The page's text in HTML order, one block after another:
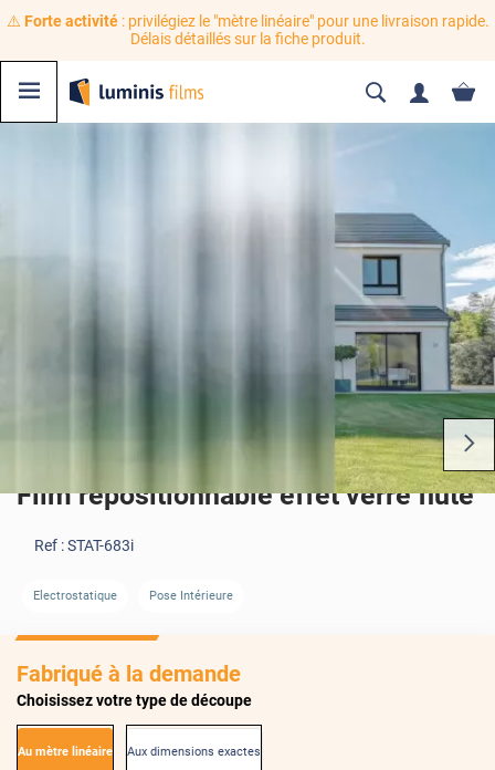
⚠️ Forte activité: privilégiez le "mètre linéaire" pour une livraison rapide.
Délais détaillés sur la fiche produit.
Film repositionnable effet verre flûte
Ref :STAT-683i
Electrostatique Pose Intérieure
Fabriqué à la demande
Choisissez votre type de découpe
Au mètre linéaire Aux dimensions exactes